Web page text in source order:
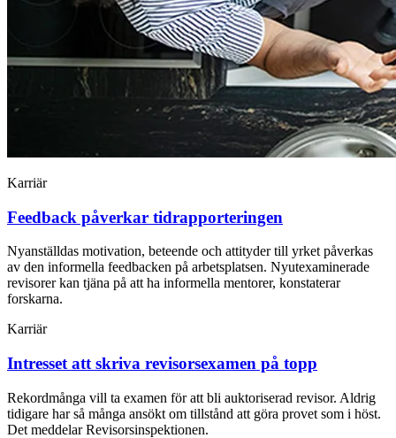
Karriär
Feedback påverkar tidrapporteringen
Nyanställdas motivation, beteende och attityder till yrket påverkas
av den informella feedbacken på arbetsplatsen. Nyutexaminerade
revisorer kan tjäna på att ha informella mentorer, konstaterar
forskarna.
Karriär
Intresset att skriva revisorsexamen på topp
Rekordmånga vill ta examen för att bli auktoriserad revisor. Aldrig
tidigare har så många ansökt om tillstånd att göra provet som i höst.
Det meddelar Revisorsinspektionen.